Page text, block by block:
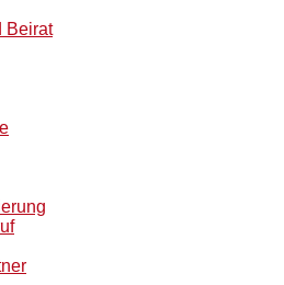
Beirat